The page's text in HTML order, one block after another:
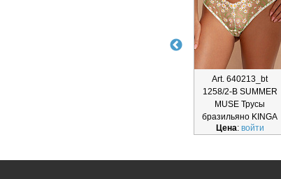
Art. 640213_bt
1258/2-B SUMMER
MUSE Трусы
бразильяно KINGA
640213_bt
Цена: войти